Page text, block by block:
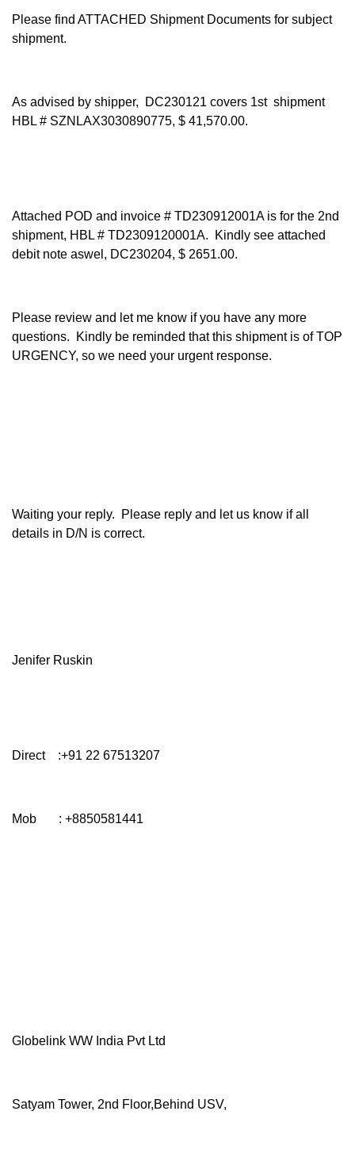
Please find ATTACHED Shipment Documents for subject
shipment.
As advised by shipper, DC230121 covers 1st shipment
HBL # SZNLAX3030890775, $ 41,570.00.
Attached POD and invoice # TD230912001A is for the 2nd
shipment, HBL # TD2309120001A. Kindly see attached
debit note aswel, DC230204, $ 2651.00.
Please review and let me know if you have any more
questions. Kindly be reminded that this shipment is of TOP
URGENCY, so we need your urgent response.
Waiting your reply. Please reply and let us know if all
details in D/N is correct.
Jenifer Ruskin
Direct :+91 22 67513207
Mob : +8850581441
Globelink WW India Pvt Ltd
Satyam Tower, 2nd Floor,Behind USV,